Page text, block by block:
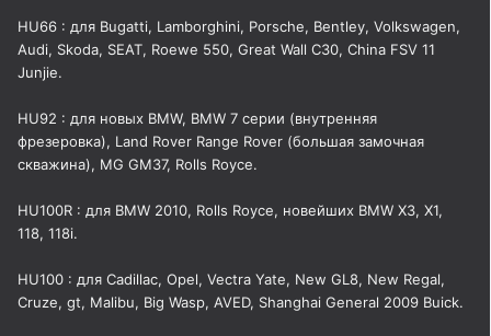
HU66 : для Bugatti, Lamborghini, Porsche, Bentley, Volkswagen,
Audi, Skoda, SEAT, Roewe 550, Great Wall C30, China FSV 11
Junjie.
HU92 : для новых BMW, BMW 7 серии (внутренняя
фрезеровка), Land Rover Range Rover (большая замочная
скважина), MG GM37, Rolls Royce.
HU100R : для BMW 2010, Rolls Royce, новейших BMW X3, X1,
118, 118i.
HU100 : для Cadillac, Opel, Vectra Yate, New GL8, New Regal,
Cruze, gt, Malibu, Big Wasp, AVED, Shanghai General 2009 Buick.